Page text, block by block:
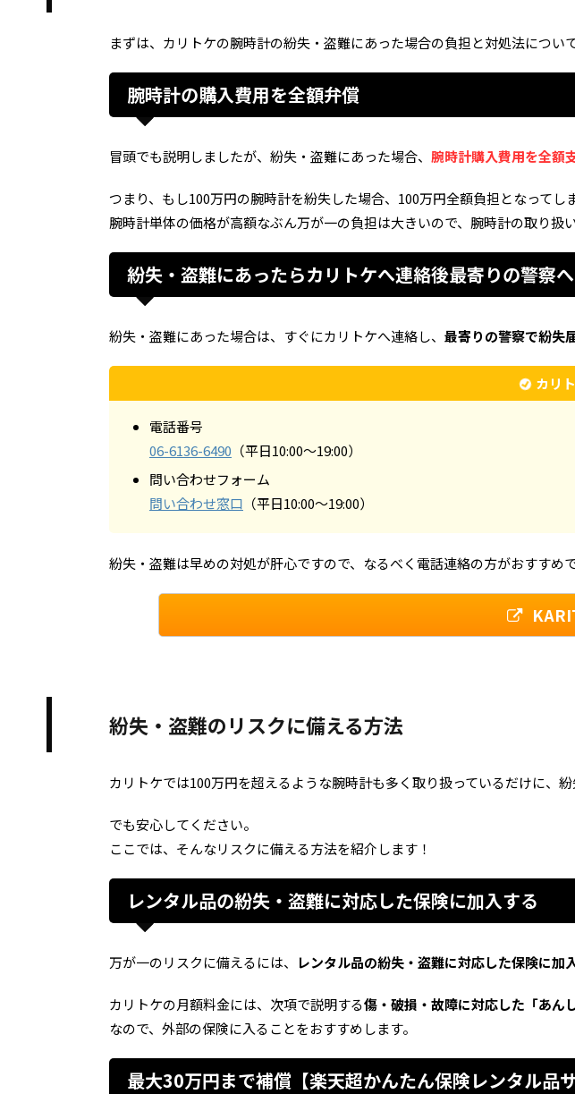
まずは、カリトケの腕時計の紛失・盗難にあった場合の負担と対処法につい
腕時計の購入費用を全額弁償
冒頭でも説明しましたが、紛失・盗難にあった場合、 腕時計購入費用を全額
つまり、もし100万円の腕時計を紛失した場合、100万円全額負担となってし
腕時計単体の価格が高額なぶん万が一の負担は大きいので、腕時計の取り扱
紛失・盗難にあったらカリトケへ連絡後最寄りの警察へ
紛失・盗難にあった場合は、すぐにカリトケへ連絡し、 最寄りの警察で紛失
カリ
電話番号
06-6136-6490 （平日10:00～19:00）
問い合わせフォーム
問い合わせ窓口 （平日10:00～19:00）
紛失・盗難は早めの対処が肝心ですので、なるべく電話連絡の方がおすすめで
紛失・盗難のリスクに備える方法
カリトケでは100万円を超えるような腕時計も多く取り扱っているだけに、
でも安心してください。
ここでは、そんなリスクに備える方法を紹介します！
レンタル品の紛失・盗難に対応した保険に加入する
万が一のリスクに備えるには、 レンタル品の紛失・盗難に対応した保険に加
カリトケの月額料金には、次項で説明する傷・破損・故障に対応した「あん
なので、外部の保険に入ることをおすすめします。
最大30万円まで補償【楽天超かんたん保険レンタル品